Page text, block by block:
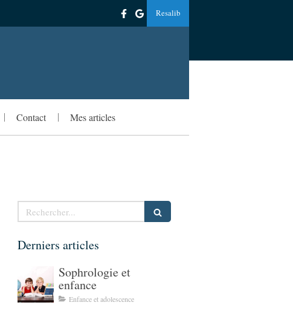
Resalib
Contact Mes articles
Rechercher
Derniers articles
Sophrologie et
enfance
Enfance et adolescence